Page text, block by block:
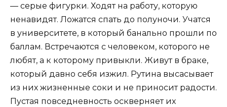
— серые фигурки. Ходят на работу, которую
ненавидят. Ложатся спать до полуночи. Учатся
в университете, в который банально прошли по
баллам. Встречаются с человеком, которого не
любят, а к которому привыкли. Живут в браке,
который давно себя изжил. Рутина высасывает
из них жизненные соки и не приносит радости.
Пустая повседневность оскверняет их